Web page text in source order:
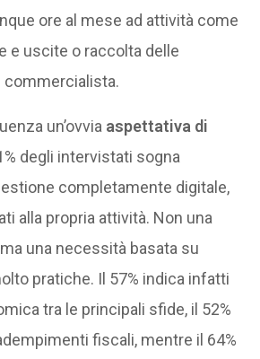
ore al mese ad attività come
e uscite o raccolta delle
commercialista.
un’ovvia aspettativa di
degli intervistati sogna
completamente digitale,
alla propria attività. Non una
una necessità basata su
pratiche. Il 57% indica infatti
tra le principali sfide, il 52%
fiscali, mentre il 64%